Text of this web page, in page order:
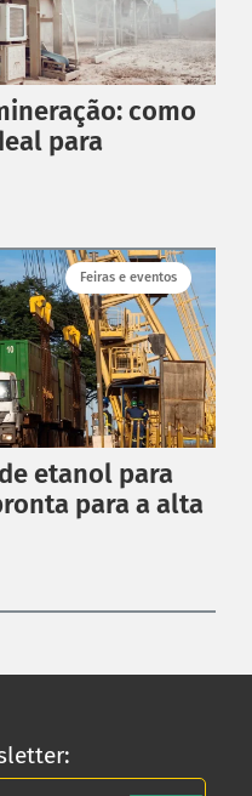
como
para
Feiras e eventos
etanol para
para a alta